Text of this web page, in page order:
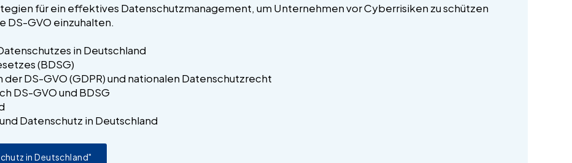
für ein effektives Datenschutzmanagement, um Unternehmen vor Cyberrisiken zu schützen
DS-GVO einzuhalten.
in Deutschland
(BDSG)
DS-GVO (GDPR) und nationalen Datenschutzrecht
DS-GVO und BDSG
Datenschutz in Deutschland
in Deutschland"